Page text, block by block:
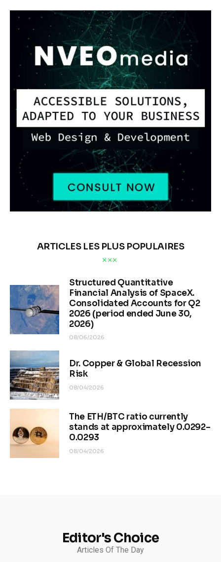
ARTICLES LES PLUS POPULAIRES
Structured Quantitative
Financial Analysis of SpaceX.
Consolidated Accounts for Q2
2026 (period ended June 30,
2026)
08/06/2026
Dr. Copper & Global Recession
Risk
08/04/2026
The ETH/BTC ratio currently
stands at approximately 0.0292–
0.0293
08/04/2026
Editor's Choice
Articles Of The Day